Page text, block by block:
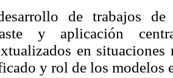
de trabajos
y aplicación
zados en
y rol de los modelos